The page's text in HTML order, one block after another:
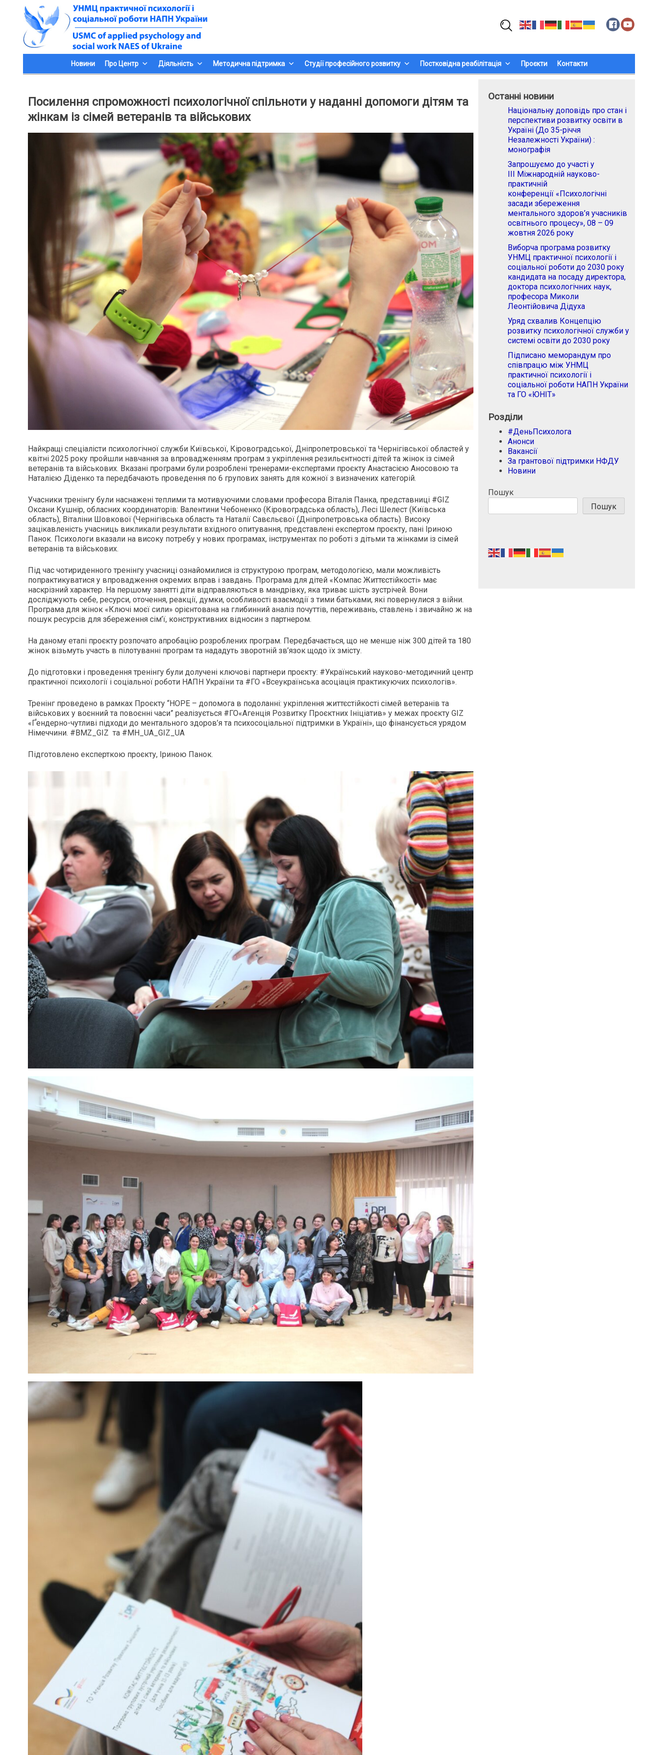
Skip
to
content
Пошук:
Новини Про Центр Діяльність Методична підтримка Студії професійного розвитку Постковідна реабілітація Проєкти Контакти
Посилення спроможності психологічної спільноти у наданні допомоги дітям та
жінкам із сімей ветеранів та військових
Найкращі спеціалісти психологічної служби Київської, Кіровоградської, Дніпропетровської та Чернігівської областей у
квітні 2025 року пройшли навчання за впровадженням програм з укріплення резильєнтності дітей та жінок із сімей
ветеранів та військових. Вказані програми були розроблені тренерами-експертами проєкту Анастасією Аносовою та
Наталією Діденко та передбачають проведення по 6 групових занять для кожної з визначених категорій.
Учасники тренінгу були наснажені теплими та мотивуючими словами професора Віталія Панка, представниці #GIZ
Оксани Кушнір, обласних координаторів: Валентини Чебоненко (Кіровоградська область), Лесі Шелест (Київська
область), Віталіни Шовкової (Чернігівська область та Наталії Савєльєвої (Дніпропетровська область). Високу
зацікавленість учасниць викликали результати вхідного опитування, представлені експертом проєкту, пані Іриною
Панок. Психологи вказали на високу потребу у нових програмах, інструментах по роботі з дітьми та жінками із сімей
ветеранів та військових.
Під час чотириденного тренінгу учасниці ознайомилися із структурою програм, методологією, мали можливість
попрактикуватися у впровадження окремих вправ і завдань. Програма для дітей «Компас Життєстійкості» має
наскрізний характер. На першому занятті діти відправляються в мандрівку, яка триває шість зустрічей. Вони
досліджують себе, ресурси, оточення, реакції, думки, особливості взаємодії з тими батьками, які повернулися з війни.
Програма для жінок «Ключі моєї сили» орієнтована на глибинний аналіз почуттів, переживань, ставлень і звичайно ж на
пошук ресурсів для збереження сім’ї, конструктивних відносин з партнером.
На даному етапі проєкту розпочато апробацію розроблених програм. Передбачається, що не менше ніж 300 дітей та 180
жінок візьмуть участь в пілотуванні програм та нададуть зворотній зв’язок щодо їх змісту.
До підготовки і проведення тренінгу були долучені ключові партнери проєкту: #Український науково-методичний центр
практичної психології і соціальної роботи НАПН України та #ГО «Всеукраїнська асоціація практикуючих психологів».
Тренінг проведено в рамках Проєкту “HOPE – допомога в подоланні: укріплення життєстійкості сімей ветеранів та
військових у воєнний та повоєнні часи” реалізується #ГО«Агенція Розвитку Проєктних Ініціатив» у межах проєкту GIZ
«Ґендерно-чутливі підходи до ментального здоров’я та психосоціальної підтримки в Україні», що фінансується урядом
Німеччини. #BMZ_GIZ та #MH_UA_GIZ_UA
Підготовлено експерткою проєкту, Іриною Панок.
Останні новини
Національну доповідь про стан і
перспективи розвитку освіти в
Україні (До 35-річчя
Незалежності України) :
монографія
Запрошуємо до участі у
ІІІ Міжнародній науково-
практичній
конференції «Психологічні
засади збереження
ментального здоров’я учасників
освітнього процесу», 08 – 09
жовтня 2026 року
Виборча програма розвитку
УНМЦ практичної психології і
соціальної роботи до 2030 року
кандидата на посаду директора,
доктора психологічних наук,
професора Миколи
Леонтійовича Дідуха
Уряд схвалив Концепцію
розвитку психологічної служби у
системі освіти до 2030 року
Підписано меморандум про
співпрацю між УНМЦ
практичної психології і
соціальної роботи НАПН України
та ГО «ЮНІТ»
Розділи
#ДеньПсихолога
Анонси
Вакансії
За грантової підтримки НФДУ
Новини
Пошук
Пошук